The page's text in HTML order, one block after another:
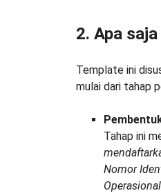
2. Apa
Template ini
mulai dari tahap
Tahap ini
Nomor